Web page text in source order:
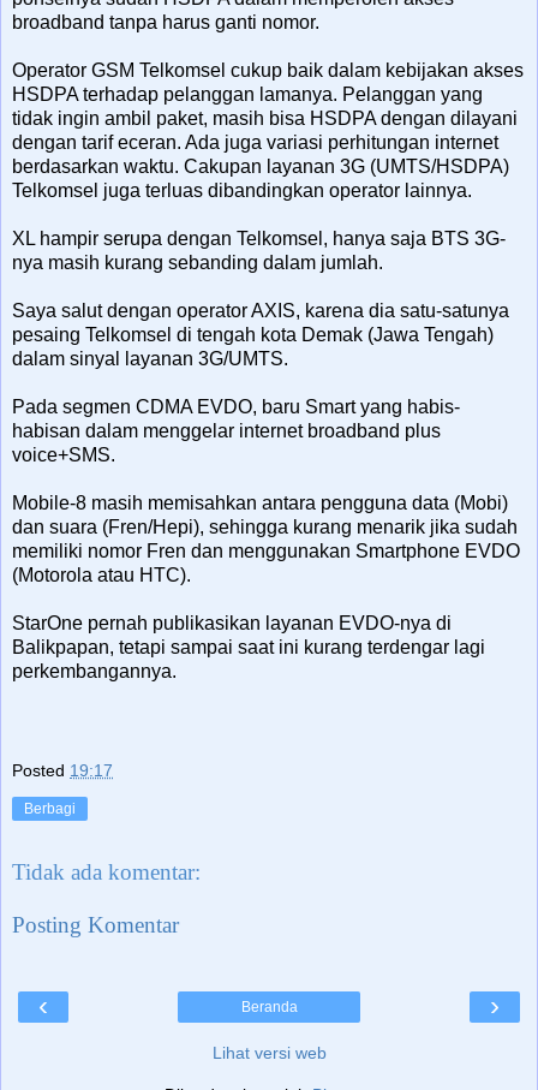
broadband tanpa harus ganti nomor.
Operator GSM Telkomsel cukup baik dalam kebijakan akses
HSDPA terhadap pelanggan lamanya. Pelanggan yang
tidak ingin ambil paket, masih bisa HSDPA dengan dilayani
dengan tarif eceran. Ada juga variasi perhitungan internet
berdasarkan waktu. Cakupan layanan 3G (UMTS/HSDPA)
Telkomsel juga terluas dibandingkan operator lainnya.
XL hampir serupa dengan Telkomsel, hanya saja BTS 3G-
nya masih kurang sebanding dalam jumlah.
Saya salut dengan operator AXIS, karena dia satu-satunya
pesaing Telkomsel di tengah kota Demak (Jawa Tengah)
dalam sinyal layanan 3G/UMTS.
Pada segmen CDMA EVDO, baru Smart yang habis-
habisan dalam menggelar internet broadband plus
voice+SMS.
Mobile-8 masih memisahkan antara pengguna data (Mobi)
dan suara (Fren/Hepi), sehingga kurang menarik jika sudah
memiliki nomor Fren dan menggunakan Smartphone EVDO
(Motorola atau HTC).
StarOne pernah publikasikan layanan EVDO-nya di
Balikpapan, tetapi sampai saat ini kurang terdengar lagi
perkembangannya.
Posted 19:17
Berbagi
Tidak ada komentar:
Posting Komentar
‹ ›
Beranda
Lihat versi web